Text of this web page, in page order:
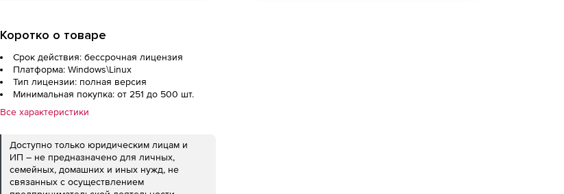
Коротко о товаре
Срок действия: бессрочная лицензия
Платформа: Windows\Linux
Тип лицензии: полная версия
Минимальная покупка: от 251 до 500 шт.
Все характеристики
Доступно только юридическим лицам и
ИП – не предназначено для личных,
семейных, домашних и иных нужд, не
связанных с осуществлением